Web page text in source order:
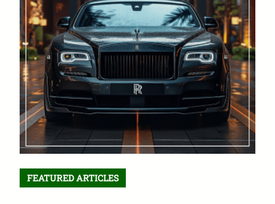
FEATURED ARTICLES